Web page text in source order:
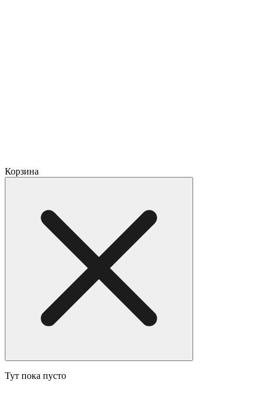
Корзина
Тут пока пусто